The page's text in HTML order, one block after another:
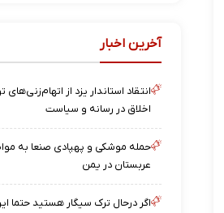
آخرین اخبار
انتقاد استاندار یزد از اتهام‌زنی‌های
اخلاق در رسانه و سیاست
حمله موشکی و پهپادی صنعا به
عربستان در یمن
اگر درحال ترک سیگار هستید حتما